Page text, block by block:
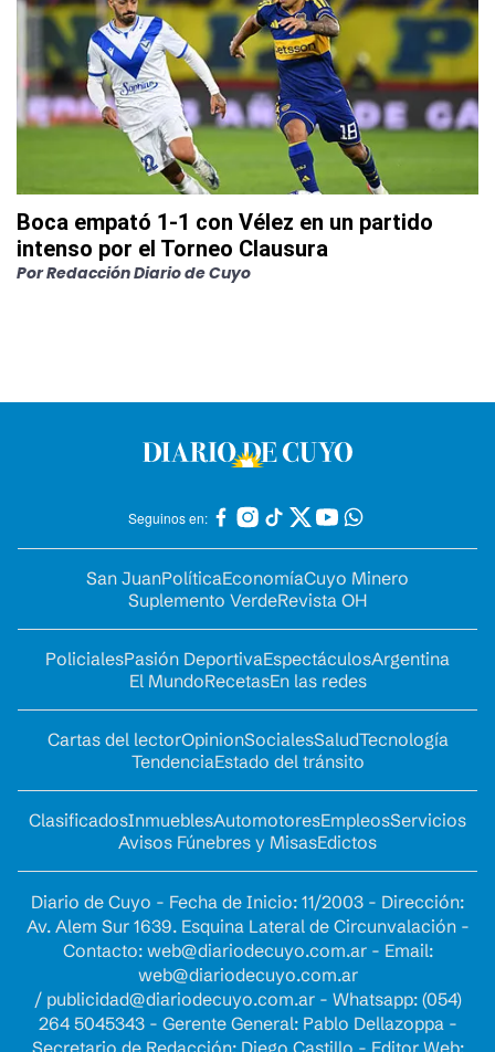
Boca empató 1-1 con Vélez en un partido
intenso por el Torneo Clausura
PorRedacción Diario de Cuyo
Seguinos en:
San JuanPolíticaEconomíaCuyo Minero
Suplemento VerdeRevista OH
PolicialesPasión DeportivaEspectáculosArgentina
El MundoRecetasEn las redes
Cartas del lectorOpinionSocialesSaludTecnología
TendenciaEstado del tránsito
ClasificadosInmueblesAutomotoresEmpleosServicios
Avisos Fúnebres y MisasEdictos
Diario de Cuyo - Fecha de Inicio: 11/2003 - Dirección:
Av. Alem Sur 1639. Esquina Lateral de Circunvalación -
Contacto: web@diariodecuyo.com.ar- Email:
web@diariodecuyo.com.ar
/ publicidad@diariodecuyo.com.ar- Whatsapp: (054)
264 5045343 - Gerente General: Pablo Dellazoppa -